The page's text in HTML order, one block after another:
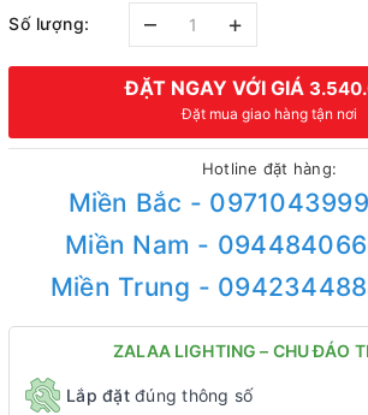
Số lượng: – +
ĐẶT NGAY VỚI GIÁ
Đặt mua giao hàng tận nơi
Hotline đặt hàng:
Miền Bắc -
Miền Nam -
Miền Trung -
ZALAA LIGHTING – CHU ĐÁO
Lắp đặtđúng thông số